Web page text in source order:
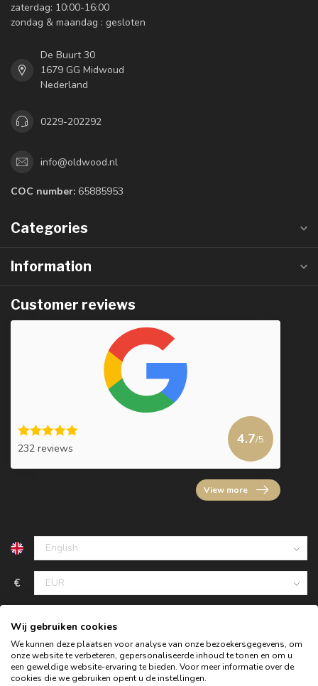
zaterdag: 10:00-16:00
zondag & maandag : gesloten
De Buurt 30
1679 GG Midwoud
Nederland
0229-202292
info@oldwood.nl
COC number: 65885953
Categories
Information
Customer reviews
232 reviews
4.7/5
View more
€
Wij gebruiken cookies
We kunnen deze plaatsen voor analyse van onze bezoekersgegevens, om
onze website te verbeteren, gepersonaliseerde inhoud te tonen en om u
een geweldige website-ervaring te bieden. Voor meer informatie over de
cookies die we gebruiken opent u de instellingen.